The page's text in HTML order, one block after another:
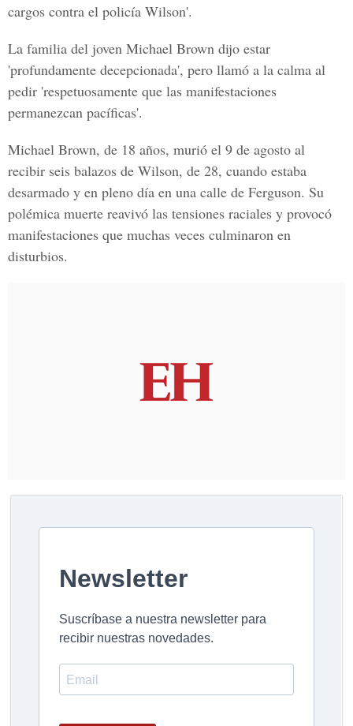
cargos contra el policía Wilson'.
La familia del joven Michael Brown dijo estar
'profundamente decepcionada', pero llamó a la calma al
pedir 'respetuosamente que las manifestaciones
permanezcan pacíficas'.
Michael Brown, de 18 años, murió el 9 de agosto al
recibir seis balazos de Wilson, de 28, cuando estaba
desarmado y en pleno día en una calle de Ferguson. Su
polémica muerte reavivó las tensiones raciales y provocó
manifestaciones que muchas veces culminaron en
disturbios.